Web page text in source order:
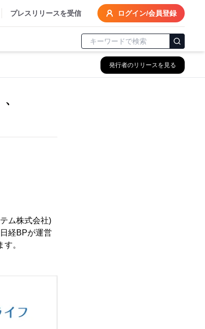
プレスリリースを受信 ログイン/会員登録
発行者のリリースを見る
ム株式会社)
経BPが運営
。